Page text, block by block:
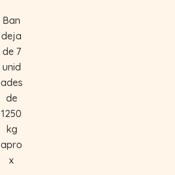
Ban
deja
de 7
unid
ades
de
1250
kg
apro
x